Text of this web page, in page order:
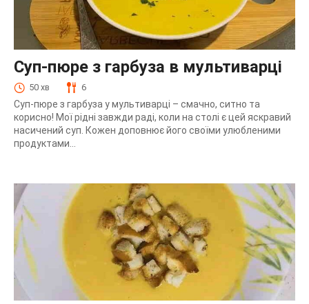
Суп-пюре з гарбуза в мультиварці
50 хв 6
Суп-пюре з гарбуза у мультиварці – смачно, ситно та
корисно! Мої рідні завжди раді, коли на столі є цей яскравий
насичений суп. Кожен доповнює його своїми улюбленими
продуктами...